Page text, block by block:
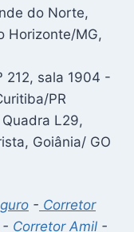
do Norte,
Horizonte/MG,
212, sala 1904 -
PR
L29,
Goiânia/ GO
- Corretor
- Corretor Amil -